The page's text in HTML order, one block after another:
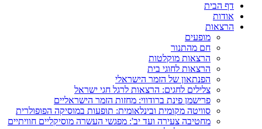
דף הבית
אודות
הרצאות
מופעים
חם מהתנור
הרצאות מוקלטות
הרצאות לחוגי בית
הפנתאון של הזמר הישראלי
צלילים לחגים: הרצאות לרגל חגי ישראל
פרישמן פינת ברודווי: מחזות הזמר הישראליים
סוויטה מקומית ובינלאומית: תופעות במוסיקה הפופולרית
מחטיבה צעירה ועד יב': מפגשי העשרה מוסיקליים חוויתיים